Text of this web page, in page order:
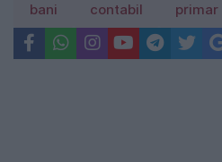
bani contabil primar